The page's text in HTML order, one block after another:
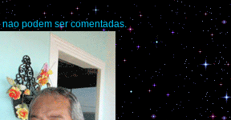
podem ser comentadas.